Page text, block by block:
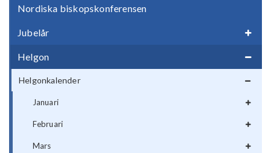
Nordiska biskopskonferensen
Jubelår
Helgon
Helgonkalender
Januari
Februari
Mars